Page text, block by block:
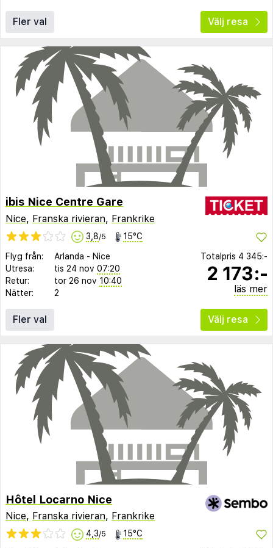
Fler val Välj resa
ibis Nice Centre Gare
Nice, Franska rivieran, Frankrike
3,8/5 15°C
Flyg från: Arlanda - Nice
Utresa:
tis 24 nov 07:20
Retur:
tor 26 nov 10:40
Nätter:
2
Totalpris 4 345:-
2 173:-
läs mer
Fler val Välj resa
Hôtel Locarno Nice
Nice, Franska rivieran, Frankrike
4,3/5 15°C